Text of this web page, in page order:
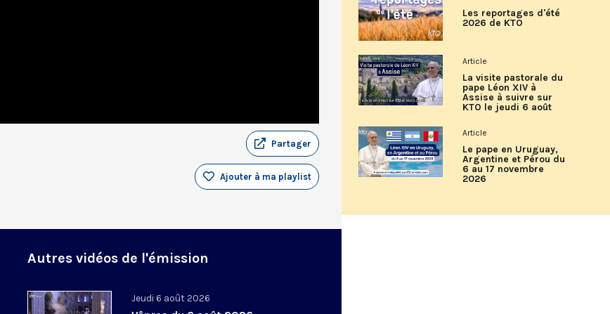
Partager
Ajouter à ma playlist
Autres vidéos de l'émission
Jeudi 6 août 2026
Les reportages d'été
2026 de KTO
Article
La visite pastorale du
pape Léon XIV à
Assise à suivre sur
KTO le jeudi 6 août
Article
Le pape en Uruguay,
Argentine et Pérou du
6 au 17 novembre
2026